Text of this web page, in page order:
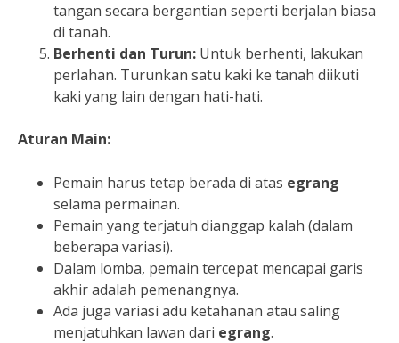
tangan secara bergantian seperti berjalan biasa
di tanah.
Berhenti dan Turun: Untuk berhenti, lakukan
perlahan. Turunkan satu kaki ke tanah diikuti
kaki yang lain dengan hati-hati.
Aturan Main:
Pemain harus tetap berada di atas egrang
selama permainan.
Pemain yang terjatuh dianggap kalah (dalam
beberapa variasi).
Dalam lomba, pemain tercepat mencapai garis
akhir adalah pemenangnya.
Ada juga variasi adu ketahanan atau saling
menjatuhkan lawan dari egrang.